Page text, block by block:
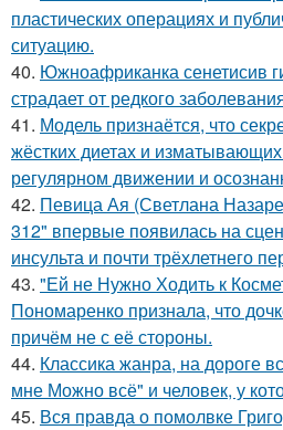
пластических операциях и
ситуацию.
40. Южноафриканка сенетисив
страдает от редкого
41. Модель признаётся, что
жёстких диетах и
регулярном движении и
42. Певица Ая (Светлана
312" впервые появилась на
инсульта и почти трёхлетнего
43. "Ей не Нужно Ходить к
Пономаренко признала, что
причём не с её стороны.
44. Классика жанра, на дороге
мне Можно всё" и человек, у
45. Вся правда о помолвке